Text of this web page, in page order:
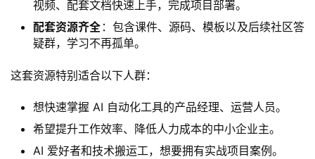
视频、配套文档快速上手，完成项目部署。
配套资源齐全 ：包含课件、源码、模板以及后续社区答
疑群，学习不再孤单。
这套资源特别适合以下人群：
想快速掌握 AI 自动化工具的产品经理、运营人员。
希望提升工作效率、降低人力成本的中小企业主。
AI 爱好者和技术搬运工，想要拥有实战项目案例。